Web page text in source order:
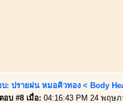
บ: ปรายฝน หมอคิวทอง < Body
ตอบ #8 เมื่อ: 04:16:43 PM 24 พฤษ